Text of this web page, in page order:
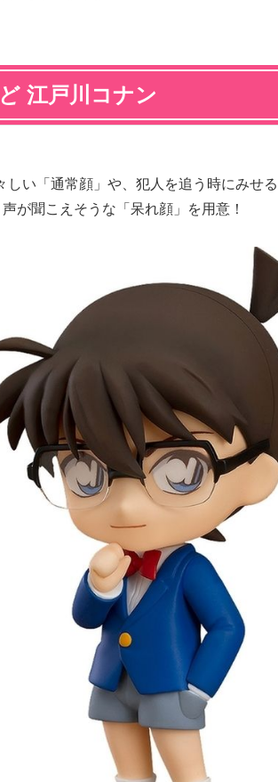
江戸川コナン
しい「通常顔」や、犯人を追う時にみせ
が聞こえそうな「呆れ顔」を用意！